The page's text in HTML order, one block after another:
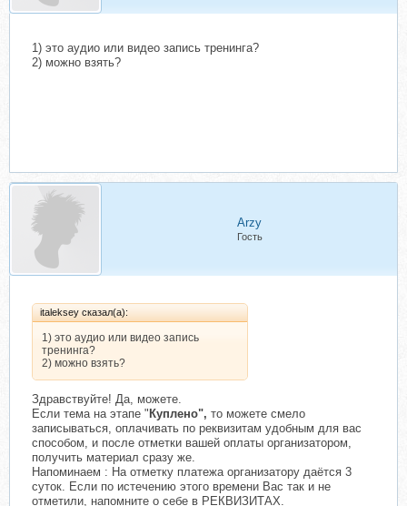
1) это аудио или видео запись тренинга?
2) можно взять?
Arzy
Гость
italeksey сказал(а):
1) это аудио или видео запись
тренинга?
2) можно взять?
Здравствуйте! Да, можете.
Если тема на этапе " Куплено", то можете смело
записываться, оплачивать по реквизитам удобным для вас
способом, и после отметки вашей оплаты организатором,
получить материал сразу же.
Напоминаем : На отметку платежа организатору даётся 3
суток. Если по истечению этого времени Вас так и не
отметили, напомните о себе в РЕКВИЗИТАХ.